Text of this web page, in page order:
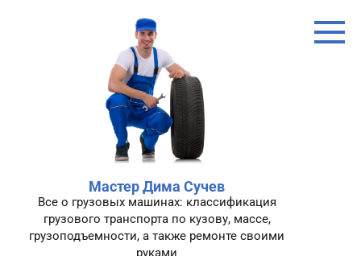
Мастер Дима Сучев
Все о грузовых машинах: классификация
грузового транспорта по кузову, массе,
грузоподъемности, а также ремонте своими
руками